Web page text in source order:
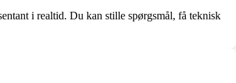
i realtid. Du kan stille spørgsmål, få teknisk